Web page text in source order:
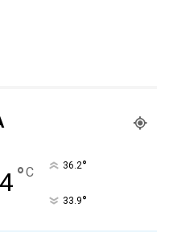
°C 36.2°
33.9°